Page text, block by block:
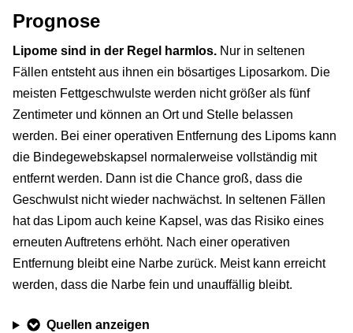
Prognose
Lipome sind in der Regel harmlos. Nur in seltenen
Fällen entsteht aus ihnen ein bösartiges Liposarkom. Die
meisten Fettgeschwulste werden nicht größer als fünf
Zentimeter und können an Ort und Stelle belassen
werden. Bei einer operativen Entfernung des Lipoms kann
die Bindegewebskapsel normalerweise vollständig mit
entfernt werden. Dann ist die Chance groß, dass die
Geschwulst nicht wieder nachwächst. In seltenen Fällen
hat das Lipom auch keine Kapsel, was das Risiko eines
erneuten Auftretens erhöht. Nach einer operativen
Entfernung bleibt eine Narbe zurück. Meist kann erreicht
werden, dass die Narbe fein und unauffällig bleibt.
Quellen anzeigen